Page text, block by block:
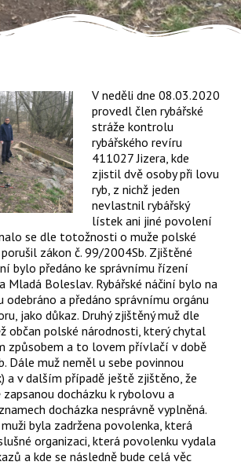
V neděli dne 08.03.2020
provedl člen rybářské
stráže kontrolu
rybářského revíru
411027 Jizera, kde
zjistil dvě osoby při lovu
ryb, z nichž jeden
nevlastnil rybářský
lístek ani jiné povolení
se dle totožnosti o muže polské
zákon č. 99/2004Sb. Zjištěné
bylo předáno ke správnímu řízení
Mladá Boleslav. Rybářské náčiní bylo na
a předáno správnímu orgánu
jako důkaz. Druhý zjištěný muž dle
občan polské národnosti, který chytal
způsobem a to lovem přívlačí v době
Dále muž neměl u sebe povinnou
a v dalším případě ještě zjištěno, že
docházku k rybolovu a
docházka nesprávně vyplněná.
byla zadržena povolenka, která
organizaci, která povolenku vydala
a kde se následně bude celá věc